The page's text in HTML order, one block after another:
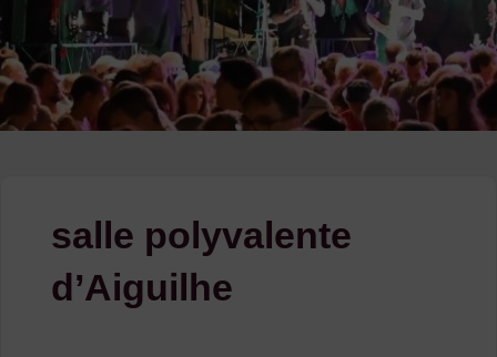
salle polyvalente
d’Aiguilhe